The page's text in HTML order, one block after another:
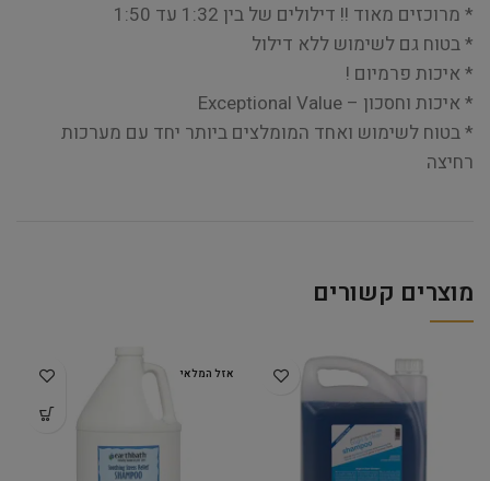
* מרוכזים מאוד !! דילולים של בין 1:32 עד 1:50
* בטוח גם לשימוש ללא דילול
* איכות פרמיום !
* איכות וחסכון – Exceptional Value
* בטוח לשימוש ואחד המומלצים ביותר יחד עם מערכות
רחיצה
מוצרים קשורים
אזל המלאי